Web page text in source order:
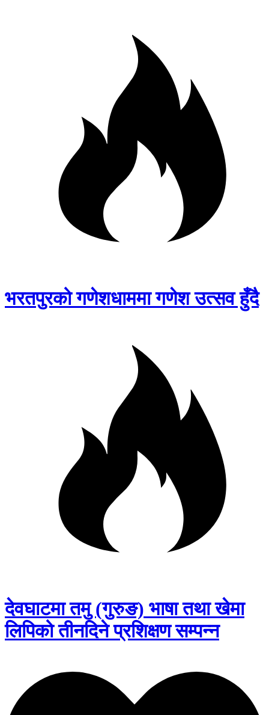
भरतपुरको गणेशधाममा गणेश उत्सव हुँदै
देवघाटमा तमु (गुरुङ) भाषा तथा खेमा
लिपिको तीनदिने प्रशिक्षण सम्पन्न